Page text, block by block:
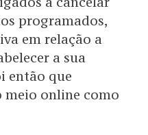
programados,
em relação a
a sua
então que
meio online como